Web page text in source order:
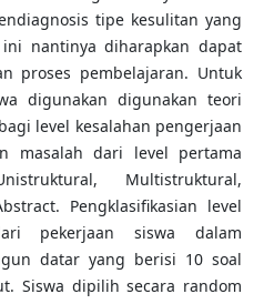
tipe kesulitan yang
nantinya diharapkan dapat
proses pembelajaran. Untuk
digunakan digunakan teori
level kesalahan pengerjaan
masalah dari level pertama
Multistruktural,
Pengklasifikasian level
pekerjaan siswa dalam
datar yang berisi 10 soal
Siswa dipilih secara random